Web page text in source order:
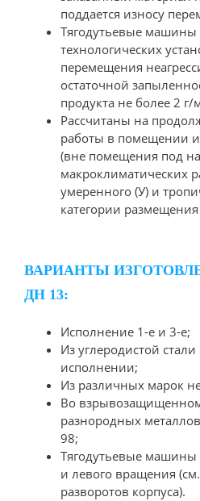
поддается износу
Тягодутьевые
технологических
перемещения
остаточной
продукта не более 2 г/
Рассчитаны на
работы в помещении
(вне помещения под
макроклиматических
умеренного (У) и
категории
ВАРИАНТЫ
ДН 13:
Исполнение 1-е и 3-е;
Из углеродистой
исполнении;
Из различных марок
Во
разнородных
98;
Тягодутьевые машины
и левого вращения
разворотов корпуса).